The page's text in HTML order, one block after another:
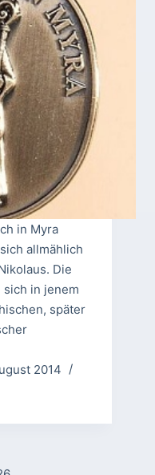
in Myra
allmählich
Die
in jenem
später
2014